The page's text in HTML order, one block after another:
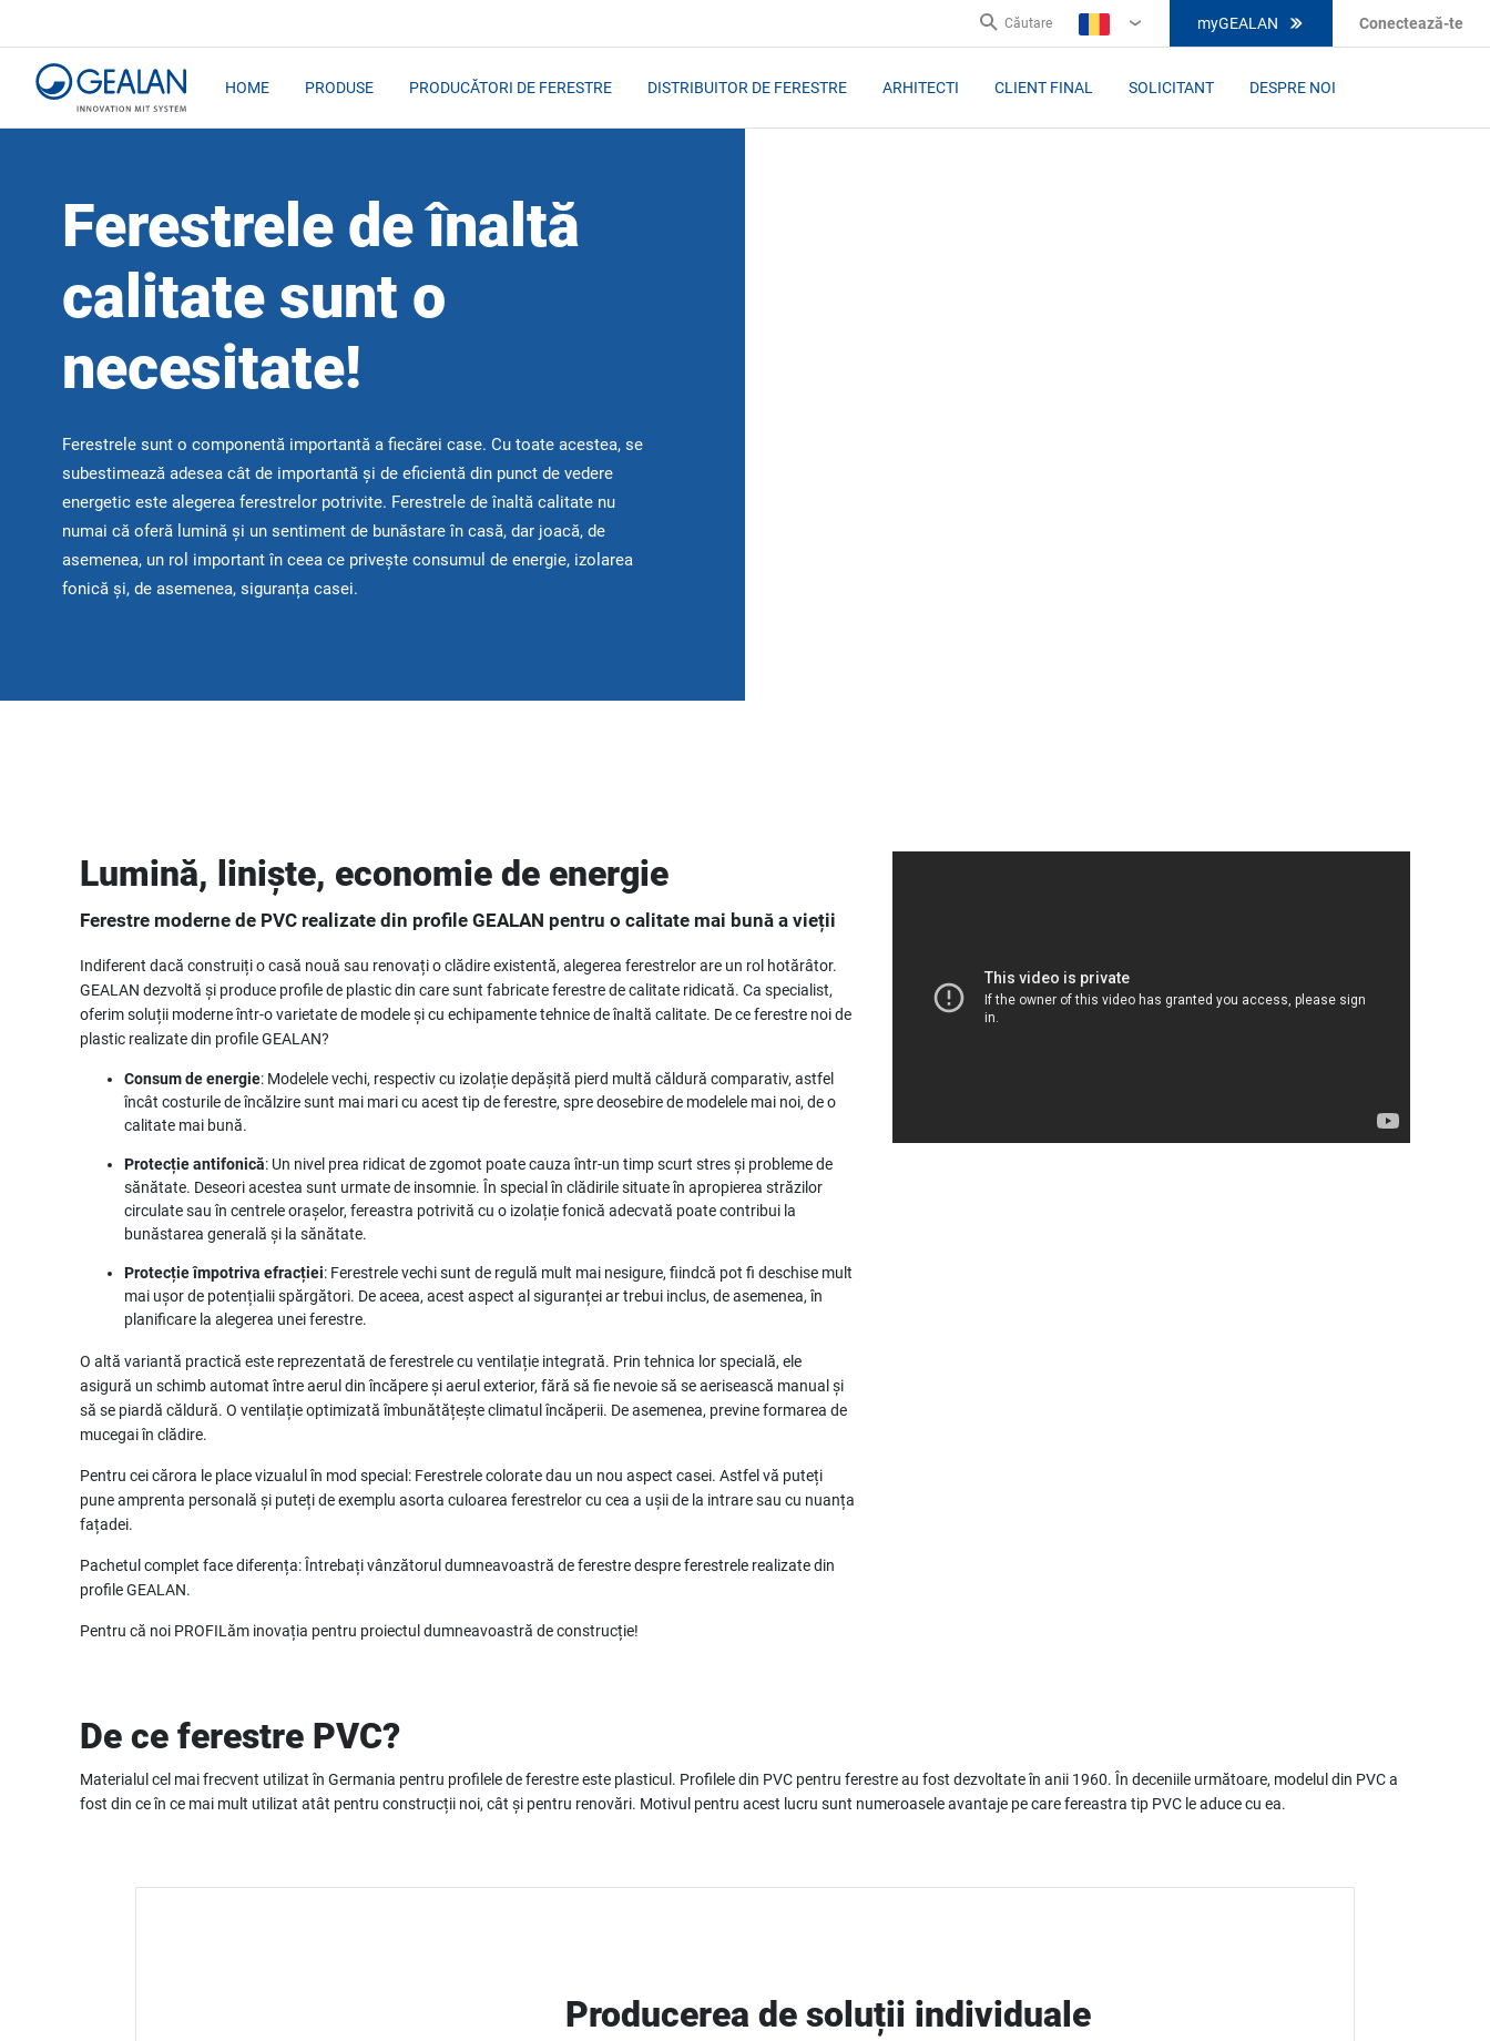
Căutare
RO
myGEALAN Conectează-te
HOME PRODUSE PRODUCĂTORI DE FERESTRE DISTRIBUITOR DE FERESTRE ARHITECTI CLIENT FINAL SOLICITANT DESPRE NOI
Ferestrele de înaltă
calitate sunt o
necesitate!
Ferestrele sunt o componentă importantă a fiecărei case. Cu toate acestea, se
subestimează adesea cât de importantă și de eficientă din punct de vedere
energetic este alegerea ferestrelor potrivite. Ferestrele de înaltă calitate nu
numai că oferă lumină și un sentiment de bunăstare în casă, dar joacă, de
asemenea, un rol important în ceea ce privește consumul de energie, izolarea
fonică și, de asemenea, siguranța casei.
Lumină, liniște, economie de energie
Ferestre moderne de PVC realizate din profile GEALAN pentru o calitate mai bună a vieții
Indiferent dacă construiți o casă nouă sau renovați o clădire existentă, alegerea ferestrelor are un rol hotărâtor.
GEALAN dezvoltă și produce profile de plastic din care sunt fabricate ferestre de calitate ridicată. Ca specialist,
oferim soluții moderne într-o varietate de modele și cu echipamente tehnice de înaltă calitate. De ce ferestre noi de
plastic realizate din profile GEALAN?
Consum de energie: Modelele vechi, respectiv cu izolație depășită pierd multă căldură comparativ, astfel
încât costurile de încălzire sunt mai mari cu acest tip de ferestre, spre deosebire de modelele mai noi, de o
calitate mai bună.
Protecție antifonică: Un nivel prea ridicat de zgomot poate cauza într-un timp scurt stres și probleme de
sănătate. Deseori acestea sunt urmate de insomnie. În special în clădirile situate în apropierea străzilor
circulate sau în centrele orașelor, fereastra potrivită cu o izolație fonică adecvată poate contribui la
bunăstarea generală și la sănătate.
Protecție împotriva efracției: Ferestrele vechi sunt de regulă mult mai nesigure, fiindcă pot fi deschise mult
mai ușor de potențialii spărgători. De aceea, acest aspect al siguranței ar trebui inclus, de asemenea, în
planificare la alegerea unei ferestre.
O altă variantă practică este reprezentată de ferestrele cu ventilație integrată. Prin tehnica lor specială, ele
asigură un schimb automat între aerul din încăpere și aerul exterior, fără să fie nevoie să se aerisească manual și
să se piardă căldură. O ventilație optimizată îmbunătățește climatul încăperii. De asemenea, previne formarea de
mucegai în clădire.
Pentru cei cărora le place vizualul în mod special: Ferestrele colorate dau un nou aspect casei. Astfel vă puteți
pune amprenta personală și puteți de exemplu asorta culoarea ferestrelor cu cea a ușii de la intrare sau cu nuanța
fațadei.
Pachetul complet face diferența: Întrebați vânzătorul dumneavoastră de ferestre despre ferestrele realizate din
profile GEALAN.
Pentru că noi PROFILăm inovația pentru proiectul dumneavoastră de construcție!
De ce ferestre PVC?
Materialul cel mai frecvent utilizat în Germania pentru profilele de ferestre este plasticul. Profilele din PVC pentru ferestre au fost dezvoltate în anii 1960. În deceniile următoare, modelul din PVC a
fost din ce în ce mai mult utilizat atât pentru construcții noi, cât și pentru renovări. Motivul pentru acest lucru sunt numeroasele avantaje pe care fereastra tip PVC le aduce cu ea.
Producerea de soluții individuale